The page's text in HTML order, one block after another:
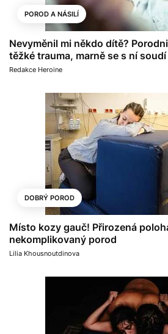
POROD A NÁSILÍ
Nevyměnil mi někdo dítě?
těžké trauma, marně se s ní
Redakce Heroine
DOBRÝ POROD
Místo kozy gauč! Přirozená
nekomplikovaný porod
Lilia Khousnoutdinova